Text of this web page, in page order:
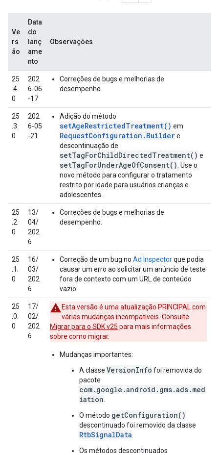
Ve
rs
ão
Data
do
lanç
ame
nto
Observações
25
.4.
0
202
6‑06
‑17
Correções de bugs e melhorias de
desempenho.
25
.3.
0
202
6‑05
‑21
Adição do método
setAgeRestrictedTreatment() em
RequestConfiguration.Buildere
descontinuação de
setTagForChildDirectedTreatment() e
setTagForUnderAgeOfConsent() . Use o
novo método para configurar o tratamento
restrito por idade para usuários crianças e
adolescentes.
25
.2.
0
13/
04/
202
6
Correções de bugs e melhorias de
desempenho.
25
.1.
0
16/
03/
202
6
Correção de um bug no Ad Inspectorque podia
causar um erro ao solicitar um anúncio de teste
fora de contexto com um URL de conteúdo
vazio.
25
.0.
0
17/
02/
202
6
Esta versão é uma atualização PRINCIPAL com
várias mudanças incompatíveis. Consulte
Migrar para o SDK v25 para mais informações
sobre como migrar.
Mudanças importantes:
A classe VersionInfo foi removida do
pacote
com.google.android.gms.ads.med
iation
O método getConfiguration()
descontinuado foi removido da classe
RtbSignalData
Os métodos descontinuados